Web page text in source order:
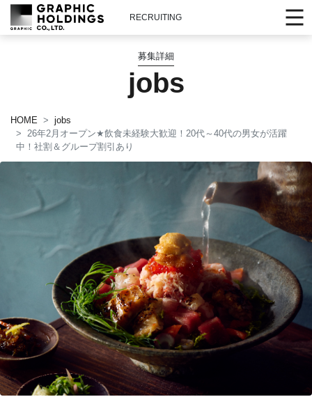
RECRUITING
募集詳細
jobs
HOME
jobs
26年2月オープン★飲食未経験大歓迎！20代～40代の男女が活躍
中！社割＆グループ割引あり